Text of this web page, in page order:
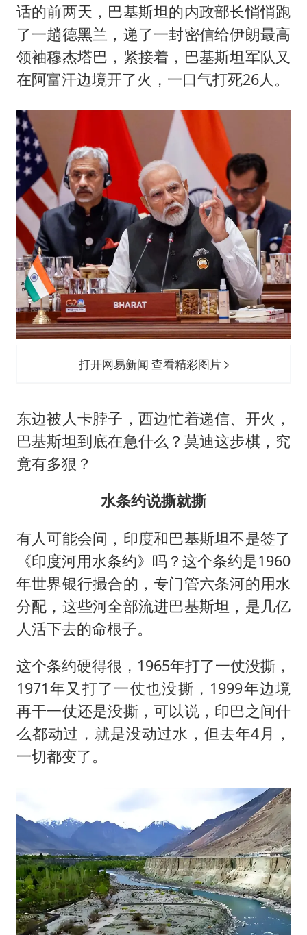
话的前两天，巴基斯坦的内政部长悄悄跑
了一趟德黑兰 ，递了一封密信给伊朗最高
领袖穆杰塔巴，紧接着，巴基斯坦军队又
在阿富汗边境开了火，一口气打死26人。
打开网易新闻 查看精彩图片
东边被人卡脖子，西边忙着递信、开火，
巴基斯坦到底在急什么？莫迪这步棋，究
竟有多狠？
水条约说撕就撕
有人可能会问，印度和巴基斯坦不是签了
《印度河用水条约》吗？这个条约是1960
年世界银行撮合的，专门管六条河的用水
分配，这些河全部流进巴基斯坦，是几亿
人活下去的命根子。
这个条约硬得很，1965年打了一仗没撕，
1971年又打了一仗也没撕，1999年边境
再干一仗还是没撕，可以说，印巴之间什
么都动过，就是没动过水，但去年4月，
一切都变了。